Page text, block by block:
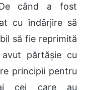
când a fost
cu îndârjire să
să fie reprimită
avut părtășie cu
principii pentru
cei care au